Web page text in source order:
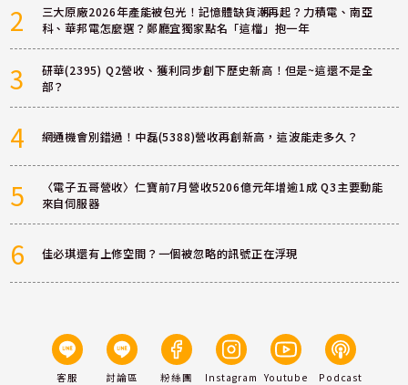
2
三大原廠2026年產能被包光！記憶體缺貨潮再起？力積電、南亞
科、華邦電怎麼選？鄭廳宜獨家點名「這檔」抱一年
3
研華(2395) Q2營收、獲利同步創下歷史新高！但是~這還不是全
部？
4 網通機會別錯過！中磊(5388)營收再創新高，這波能走多久？
5
〈電子五哥營收〉仁寶前7月營收5206億元年增逾1成 Q3主要動能
來自伺服器
6 佳必琪還有上修空間？一個被忽略的訊號正在浮現
客服 討論區 粉絲團 Instagram Youtube Podcast